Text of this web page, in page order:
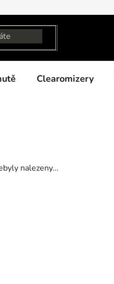
Clearomizery
nalezeny...